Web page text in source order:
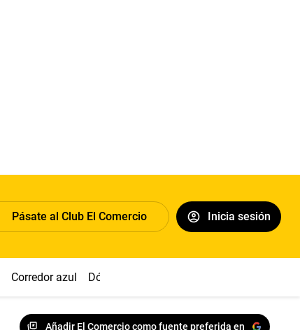
Pásate al Club El Comercio Inicia sesión
Corredor azul Dólar
Añadir El Comercio como fuente preferida en